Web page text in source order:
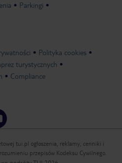
Parkingi
Polityka cookies
turystycznych
Compliance
tui.pl ogłoszenia, reklamy, cenniki i
przepisów Kodeksu Cywilnego.